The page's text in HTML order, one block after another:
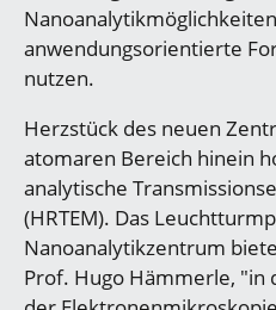
anwendungsorientierte
nutzen.
Herzstück des neuen
atomaren Bereich hinein
analytische
(HRTEM). Das
Nanoanalytikzentrum
Prof. Hugo Hämmerle, "in